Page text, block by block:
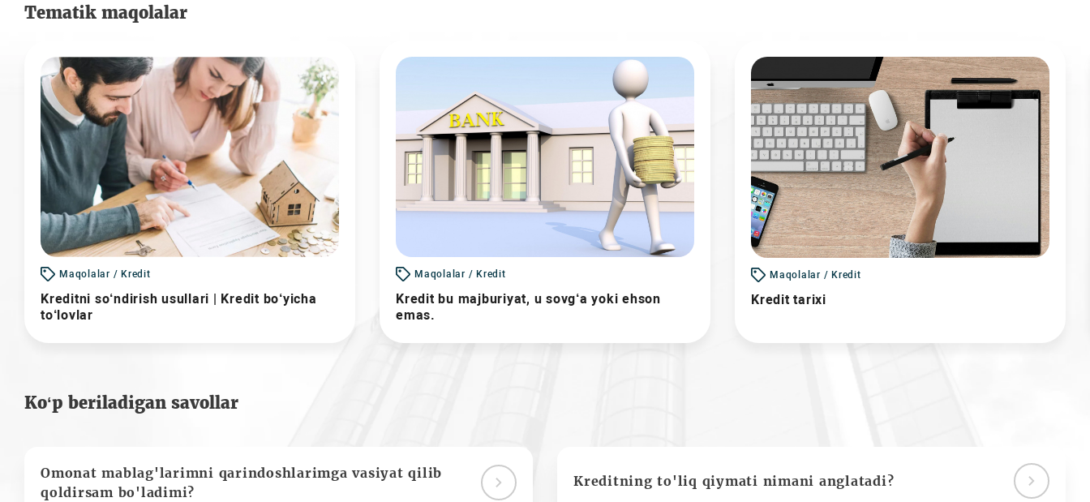
Tematik maqolalar
Maqolalar / Kredit
Kreditni so‘ndirish usullari | Kredit bo‘yicha
to‘lovlar
Maqolalar / Kredit
Kredit bu majburiyat, u sovg‘a yoki ehson
emas.
Maqolalar / Kredit
Kredit tarixi
Ko‘p beriladigan savollar
Omonat mablag'larimni qarindoshlarimga vasiyat qilib
qoldirsam bo'ladimi?
Kreditning to'liq qiymati nimani anglatadi?